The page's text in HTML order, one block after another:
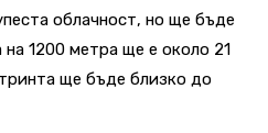
облачност, но ще бъде
1200 метра ще е около 21
ще бъде близко до